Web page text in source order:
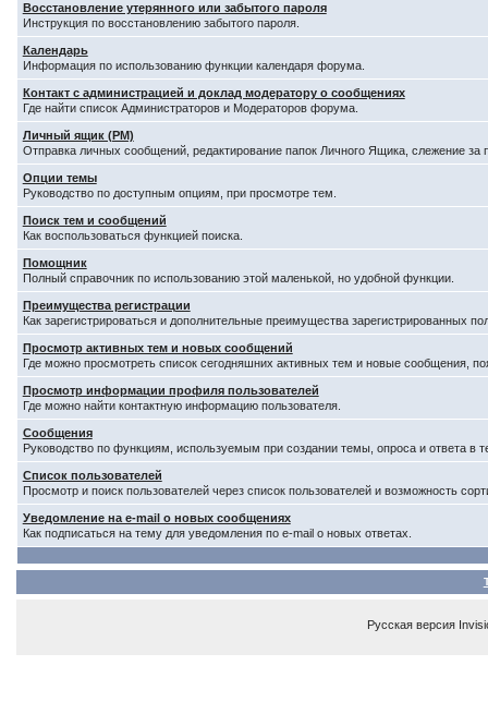
Восстановление утерянного или забытого пароля
Инструкция по восстановлению забытого пароля.
Календарь
Информация по использованию функции календаря форума.
Контакт с администрацией и доклад модератору о сообщениях
Где найти список Администраторов и Модераторов форума.
Личный ящик (PM)
Отправка личных сообщений, редактирование папок Личного Ящика, слежение
Опции темы
Руководство по доступным опциям, при просмотре тем.
Поиск тем и сообщений
Как воспользоваться функцией поиска.
Помощник
Полный справочник по использованию этой маленькой, но удобной функции.
Преимущества регистрации
Как зарегистрироваться и дополнительные преимущества зарегистрированных
Просмотр активных тем и новых сообщений
Где можно просмотреть список сегодняшних активных тем и новые сообщения,
Просмотр информации профиля пользователей
Где можно найти контактную информацию пользователя.
Сообщения
Руководство по функциям, используемым при создании темы, опроса и ответа в
Список пользователей
Просмотр и поиск пользователей через список пользователей и возможность
Уведомление на e-mail о новых сообщениях
Как подписаться на тему для уведомления по e-mail о новых ответах.
Русская версия